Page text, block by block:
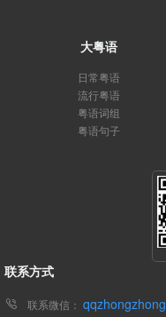
大粤语
日常粤语
流行粤语
粤语词组
粤语句子
联系方式
联系微信： qqzhongzhong